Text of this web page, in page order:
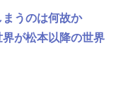
うのは何故か
が松本以降の世界